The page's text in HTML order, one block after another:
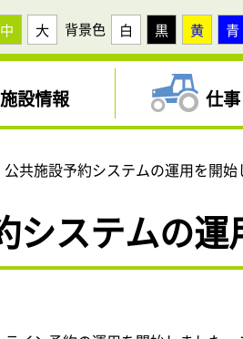
中 大 背景色 白 黒 黄 青
施設情報 仕
公共施設予約システムの運用を開始
システムの運